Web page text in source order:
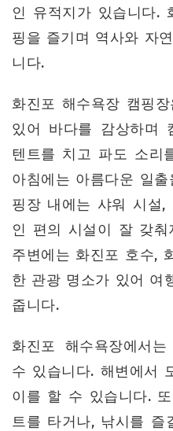
인 유적지가 있습니다.
핑을 즐기며 역사와 자
니다.
화진포 해수욕장 캠핑
있어 바다를 감상하며
텐트를 치고 파도 소리
아침에는 아름다운 일
핑장 내에는 샤워 시설,
인 편의 시설이 잘 갖
주변에는 화진포 호수,
한 관광 명소가 있어 여
줍니다.
화진포 해수욕장에서
수 있습니다. 해변에서
이를 할 수 있습니다.
트를 타거나, 낚시를 즐